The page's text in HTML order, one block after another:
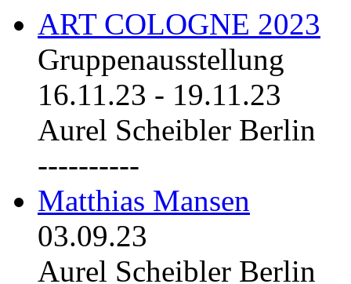
ART COLOGNE 2023
Gruppenausstellung
16.11.23 - 19.11.23
Aurel Scheibler Berlin
----------
Matthias Mansen
03.09.23
Aurel Scheibler Berlin